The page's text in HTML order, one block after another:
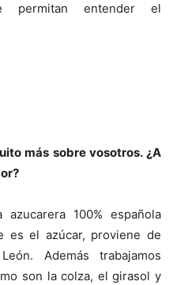
permitan entender el
más sobre vosotros. ¿A
100% española
es el azúcar, proviene de
Además trabajamos
son la colza, el girasol y